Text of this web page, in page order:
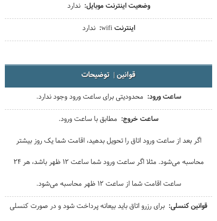
وضعیت اینترنت موبایل ندارد
اینترنت wifi
ندارد
قوانین توضیحات
ساعت ورود محدودیتی برای ساعت ورود وجود ندارد.
ساعت خروج مطابق با ساعت ورود.
اگر بعد از ساعت ورود اتاق را تحویل بدهید، اقامت شما یک روز بیشتر
محاسبه می‌شود. مثلا اگر ساعت ورود شما ساعت 12 ظهر باشد، هر 24
ساعت اقامت شما از ساعت 12 ظهر محاسبه می‌شود.
قوانین کنسلی برای رزرو اتاق باید بیعانه پرداخت شود و در صورت کنسلی